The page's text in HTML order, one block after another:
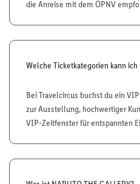
die Anreise mit dem ÖPNV
Welche Ticketkategorien kann ich
Bei Travelcircus buchst du ein
zur Ausstellung, hochwertiger
VIP-Zeitfenster für entspannten